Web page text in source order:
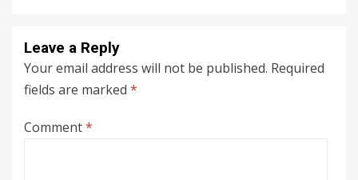
Leave a Reply
Your email address will not be published. Required
fields are marked *
Comment*